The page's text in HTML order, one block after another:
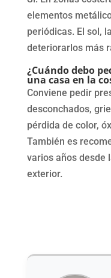
elementos
periódicas. El sol,
deteriorarlos más
¿Cuándo debo
una casa en la
Conviene pedir
desconchados,
pérdida de color,
También es
varios años desde
exterior.